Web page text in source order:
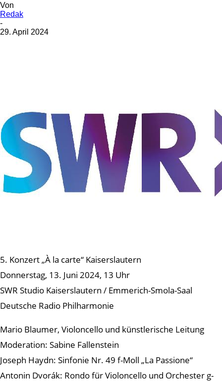
Von
Redak
-
29. April 2024
5. Konzert „À la carte“ Kaiserslautern
Donnerstag, 13. Juni 2024, 13 Uhr
SWR Studio Kaiserslautern / Emmerich-Smola-Saal
Deutsche Radio Philharmonie
Mario Blaumer, Violoncello und künstlerische Leitung
Moderation: Sabine Fallenstein
Joseph Haydn: Sinfonie Nr. 49 f-Moll „La Passione“
Antonin Dvorák: Rondo für Violoncello und Orchester g-